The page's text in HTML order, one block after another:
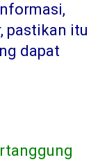
pastikan itu
dapat